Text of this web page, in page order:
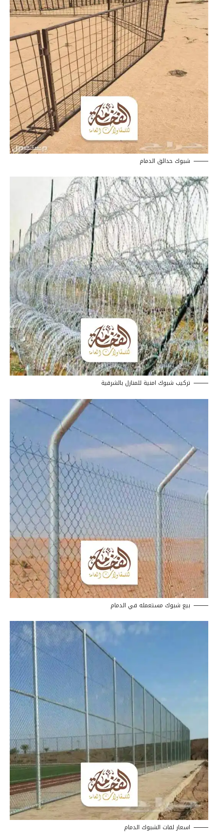
شبوك حدائق الدمام
تركيب شبوك امنية للمنازل بالشرقية
بيع شبوك مستعمله في الدمام
اسعار لفات الشبوك الدمام